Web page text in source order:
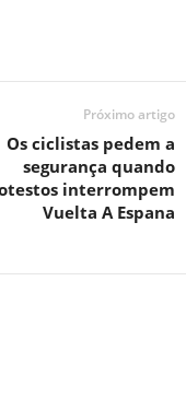
Próximo artigo
Os ciclistas pedem a
segurança quando
interrompem
Vuelta A Espana